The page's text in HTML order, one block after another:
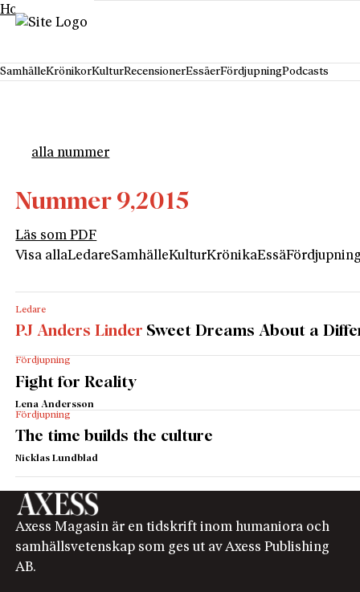
Hoppa till innehåll
SamhälleKrönikorKulturRecensionerEssäerFördjupningPodcasts
alla nummer
Nummer 9,2015
Läs som PDF
Visa allaLedareSamhälleKulturKrönikaEssä
Ledare
PJ Anders Linder Sweet Dreams About a
Fördjupning
Fight for Reality
Lena Andersson
Fördjupning
The time builds the culture
Nicklas Lundblad
Axess Magasin är en tidskrift inom humaniora och
samhällsvetenskap som ges ut av Axess Publishing
AB.